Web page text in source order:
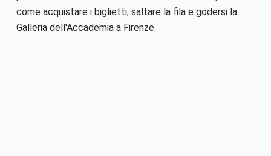
come acquistare i biglietti, saltare la fila e godersi la
Galleria dell'Accademia a Firenze.